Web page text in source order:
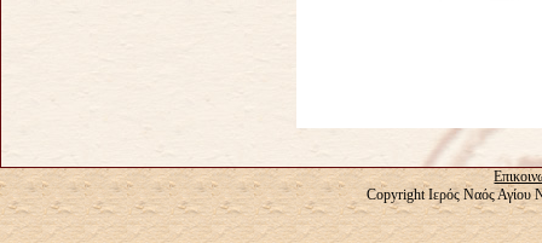
Copyright Ιερός Ναός Αγίου